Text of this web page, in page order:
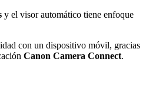
y el visor automático tiene enfoque
con un dispositivo móvil, gracias
Canon Camera Connect.